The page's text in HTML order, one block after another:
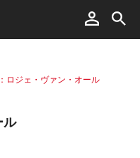
ロジェ・ヴァン・オール
ル